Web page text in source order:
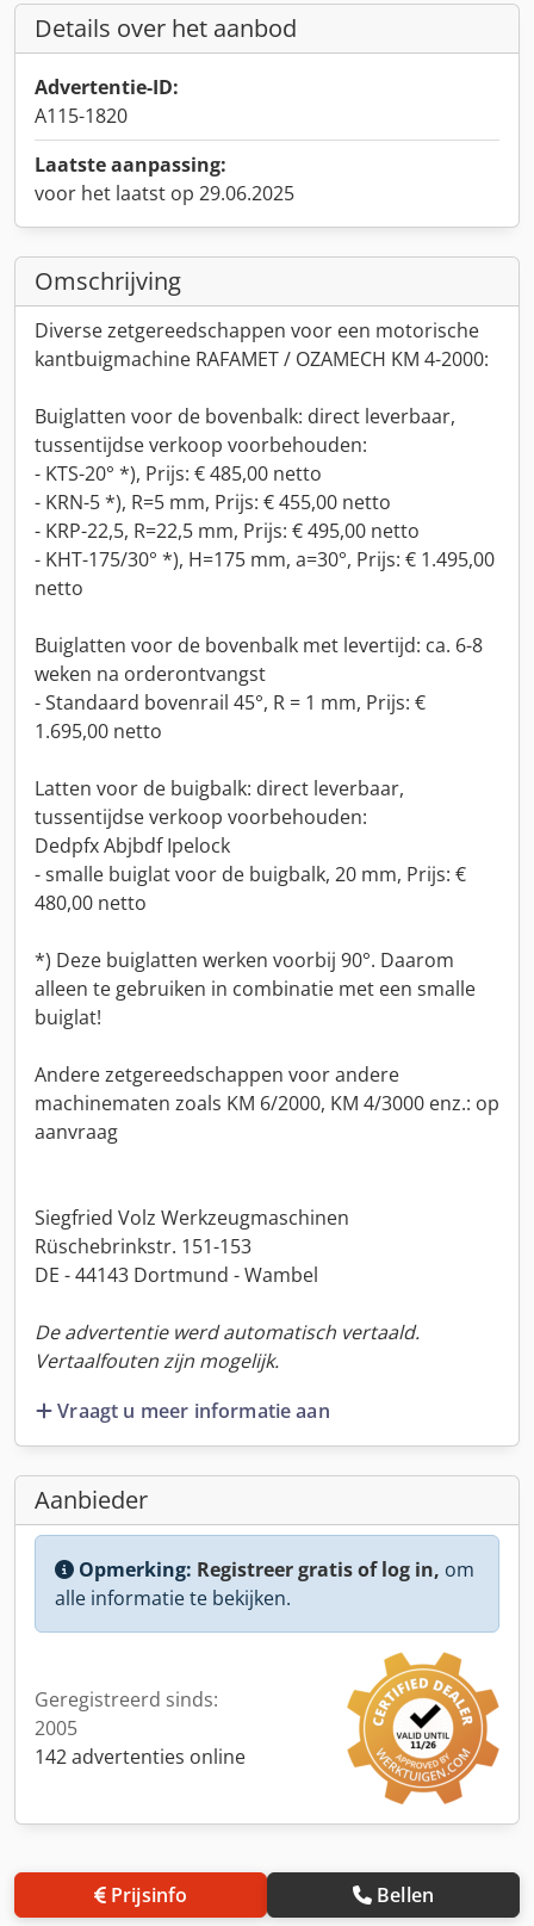
Details over het aanbod
Advertentie-ID:
A115-1820
Laatste aanpassing:
voor het laatst op 29.06.2025
Omschrijving
Diverse zetgereedschappen voor een motorische
kantbuigmachine RAFAMET / OZAMECH KM 4-2000:
Buiglatten voor de bovenbalk: direct leverbaar,
tussentijdse verkoop voorbehouden:
- KTS-20° *), Prijs: € 485,00 netto
- KRN-5 *), R=5 mm, Prijs: € 455,00 netto
- KRP-22,5, R=22,5 mm, Prijs: € 495,00 netto
- KHT-175/30° *), H=175 mm, a=30°, Prijs: € 1.495,00
netto
Buiglatten voor de bovenbalk met levertijd: ca. 6-8
weken na orderontvangst
- Standaard bovenrail 45°, R = 1 mm, Prijs: €
1.695,00 netto
Latten voor de buigbalk: direct leverbaar,
tussentijdse verkoop voorbehouden:
Dedpfx Abjbdf Ipelock
- smalle buiglat voor de buigbalk, 20 mm, Prijs: €
480,00 netto
*) Deze buiglatten werken voorbij 90°. Daarom
alleen te gebruiken in combinatie met een smalle
buiglat!
Andere zetgereedschappen voor andere
machinematen zoals KM 6/2000, KM 4/3000 enz.: op
aanvraag
Siegfried Volz Werkzeugmaschinen
Rüschebrinkstr. 151-153
DE - 44143 Dortmund - Wambel
De advertentie werd automatisch vertaald.
Vertaalfouten zijn mogelijk.
Vraagt u meer informatie aan
Aanbieder
Opmerking: Registreer gratis of log in, om
alle informatie te bekijken.
Geregistreerd sinds:
2005
142 advertenties online
Prijsinfo Bellen